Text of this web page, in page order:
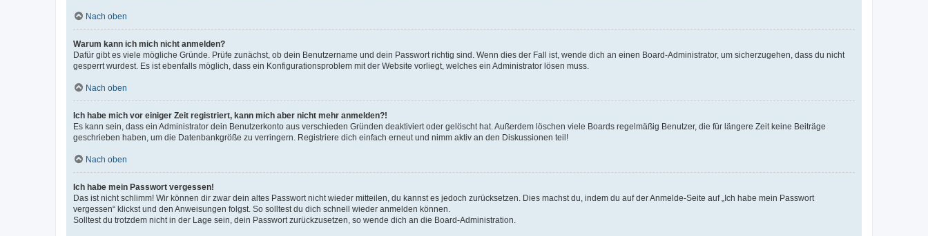
Nach oben
Warum kann ich mich nicht anmelden?
Dafür gibt es viele mögliche Gründe. Prüfe zunächst, ob dein Benutzername und dein Passwort richtig sind. Wenn dies der Fall ist, wende dich an einen Board-Administrator, um sicherzugehen, dass du nicht
gesperrt wurdest. Es ist ebenfalls möglich, dass ein Konfigurationsproblem mit der Website vorliegt, welches ein Administrator lösen muss.
Nach oben
Ich habe mich vor einiger Zeit registriert, kann mich aber nicht mehr anmelden?!
Es kann sein, dass ein Administrator dein Benutzerkonto aus verschieden Gründen deaktiviert oder gelöscht hat. Außerdem löschen viele Boards regelmäßig Benutzer, die für längere Zeit keine Beiträge
geschrieben haben, um die Datenbankgröße zu verringern. Registriere dich einfach erneut und nimm aktiv an den Diskussionen teil!
Nach oben
Ich habe mein Passwort vergessen!
Das ist nicht schlimm! Wir können dir zwar dein altes Passwort nicht wieder mitteilen, du kannst es jedoch zurücksetzen. Dies machst du, indem du auf der Anmelde-Seite auf „Ich habe mein Passwort
vergessen“ klickst und den Anweisungen folgst. So solltest du dich schnell wieder anmelden können.
Solltest du trotzdem nicht in der Lage sein, dein Passwort zurückzusetzen, so wende dich an die Board-Administration.